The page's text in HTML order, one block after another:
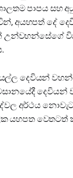
පාපය සහ
අයහපත් දේ
දෙවියන්
අර්ථය
යහපත වෙතටත්